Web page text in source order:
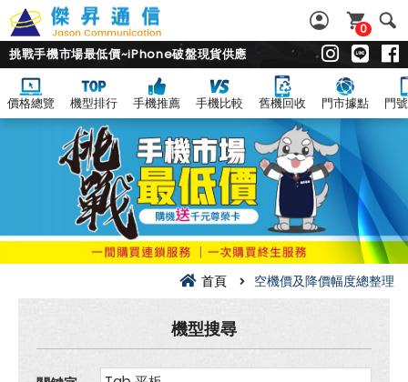
空
度
總
整
0
挑戰手機市場最低價~iPhone破盤現貨供應
價格總覽 機型排行 手機推薦 手機比較 舊機回收 門市據點 門
首頁 空機價及降價幅度總整理
機型搜尋